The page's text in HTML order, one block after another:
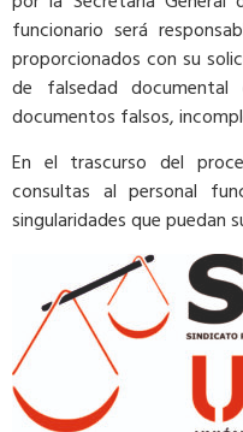
funcionario será
proporcionados con su
de falsedad
documentos falsos,
En el trascurso del
consultas al personal
singularidades que puedan